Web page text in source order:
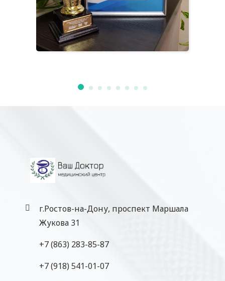
г.Ростов-на-Дону, проспект Маршала
Жукова 31
+7 (863) 283-85-87
+7 (918) 541-01-07